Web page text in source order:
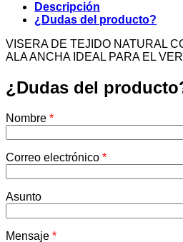
Descripción
¿Dudas del producto?
VISERA DE TEJIDO NATURAL
ALA ANCHA IDEAL PARA EL
¿Dudas del
Nombre *
Correo electrónico *
Asunto
Mensaje *